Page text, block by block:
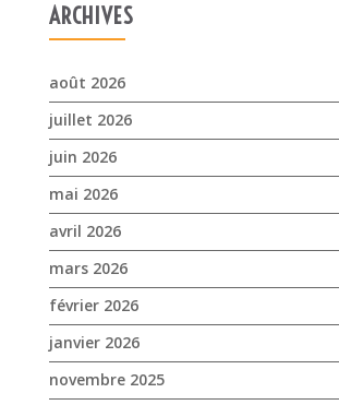
ARCHIVES
août 2026
juillet 2026
juin 2026
mai 2026
avril 2026
mars 2026
février 2026
janvier 2026
novembre 2025